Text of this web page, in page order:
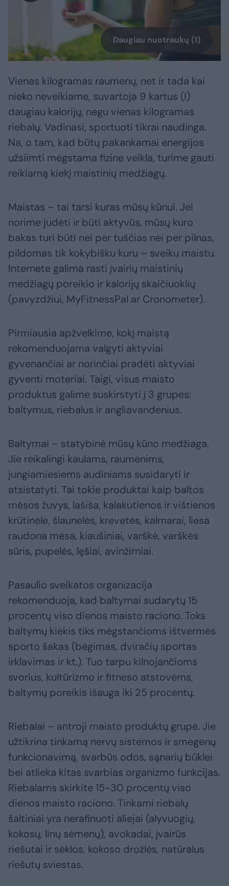
Daugiau nuotraukų (1)
Vienas kilogramas raumenų, net ir tada kai
nieko neveikiame, suvartoja 9 kartus (!)
daugiau kalorijų, negu vienas kilogramas
riebalų. Vadinasi, sportuoti tikrai naudinga.
Na, o tam, kad būtų pakankamai energijos
užsiimti mėgstama fizine veikla, turime gauti
reikiamą kiekį maistinių medžiagų.
Maistas – tai tarsi kuras mūsų kūnui. Jei
norime judėti ir būti aktyvūs, mūsų kuro
bakas turi būti nei per tuščias nei per pilnas,
pildomas tik kokybišku kuru – sveiku maistu.
Internete galima rasti įvairių maistinių
medžiagų poreikio ir kalorijų skaičiuoklių
(pavyzdžiui, MyFitnessPal ar Cronometer).
Pirmiausia apžvelkime, kokį maistą
rekomenduojama valgyti aktyviai
gyvenančiai ar norinčiai pradėti aktyviai
gyventi moteriai. Taigi, visus maisto
produktus galime suskirstyti į 3 grupes:
baltymus, riebalus ir angliavandenius.
Baltymai – statybinė mūsų kūno medžiaga.
Jie reikalingi kaulams, raumenims,
jungiamiesiems audiniams susidaryti ir
atsistatyti. Tai tokie produktai kaip baltos
mėsos žuvys, lašiša, kalakutienos ir vištienos
krūtinėlė, šlaunelės, krevetės, kalmarai, liesa
raudona mėsa, kiaušiniai, varškė, varškės
sūris, pupelės, lęšiai, avinžirniai.
Pasaulio sveikatos organizacija
rekomenduoja, kad baltymai sudarytų 15
procentų viso dienos maisto raciono. Toks
baltymų kiekis tiks mėgstančioms ištvermės
sporto šakas (bėgimas, dviračių sportas
irklavimas ir kt.). Tuo tarpu kilnojančioms
svorius, kultūrizmo ir fitneso atstovėms,
baltymų poreikis išauga iki 25 procentų.
Riebalai – antroji maisto produktų grupė. Jie
užtikrina tinkamą nervų sistemos ir smegenų
funkcionavimą, svarbūs odos, sąnarių būklei
bei atlieka kitas svarbias organizmo funkcijas.
Riebalams skirkite 15-30 procentų viso
dienos maisto raciono. Tinkami riebalų
šaltiniai yra nerafinuoti aliejai (alyvuogių,
kokosų, linų sėmenų), avokadai, įvairūs
riešutai ir sėklos, kokoso drožlės, natūralus
riešutų sviestas.